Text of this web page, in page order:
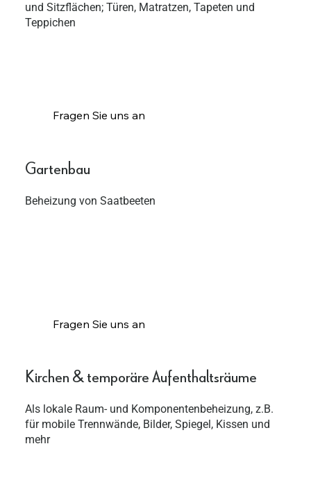
und Sitzflächen; Türen, Matratzen, Tapeten und
Teppichen
Fragen Sie uns an
Beheizung von Saatbeeten
Gartenbau
Fragen Sie uns an
Als lokale Raum- und Komponentenbeheizung, z.B.
für mobile Trennwände, Bilder, Spiegel, Kissen und
mehr
Kirchen & temporäre Aufenthaltsräume